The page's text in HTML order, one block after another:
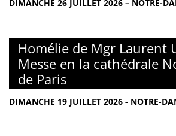
DIMANCHE 26 JUILLET 2026 – NOTRE-
Homélie de Mgr Laurent
Messe en la cathédrale
de Paris
DIMANCHE 19 JUILLET 2026 - NOTRE-